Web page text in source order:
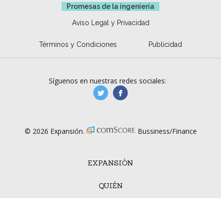
Promesas de la ingeniería
Aviso Legal y Privacidad
Términos y Condiciones Publicidad
EXPANSIÓN
QUIÉN
Síguenos en nuestras redes sociales:
manufacturaGE
© 2026 Expansión. Bussiness/Finance